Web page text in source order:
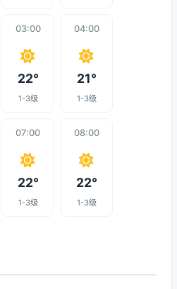
03:00
22°
1-3级
04:00
21°
1-3级
07:00
22°
1-3级
08:00
22°
1-3级